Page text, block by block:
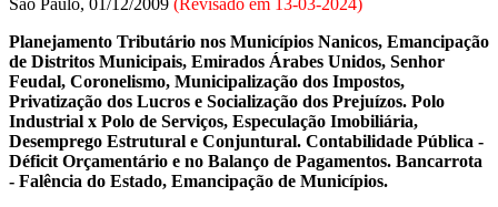
Planejamento Tributário nos Municípios Nanicos, Emancipação
de Distritos Municipais, Emirados Árabes Unidos, Senhor
Feudal, Coronelismo, Municipalização dos Impostos,
Privatização dos Lucros e Socialização dos Prejuízos. Polo
Industrial x Polo de Serviços, Especulação Imobiliária,
Desemprego Estrutural e Conjuntural. Contabilidade Pública -
Déficit Orçamentário e no Balanço de Pagamentos. Bancarrota
- Falência do Estado, Emancipação de Municípios.